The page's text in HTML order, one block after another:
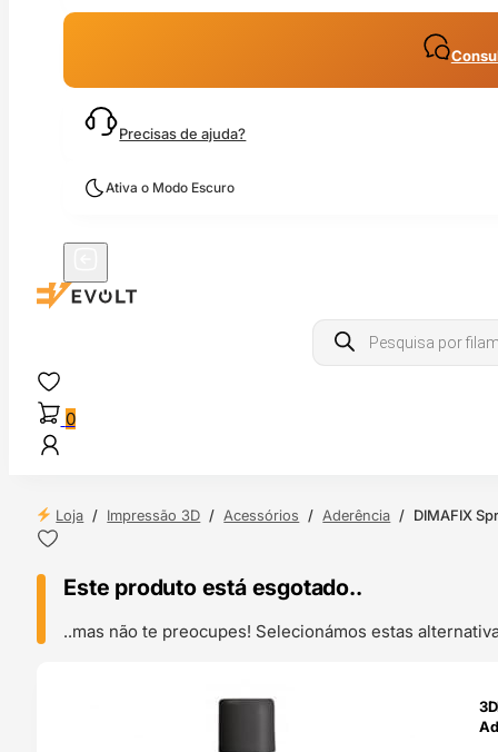
Precisas de ajuda?
Ativa o Modo Escuro
Products
search
0
Loja / Impressão 3D / Acessórios / Aderência / DIMAFIX
Este produto está esgotado..
..mas não te preocupes! Selecionámos estas